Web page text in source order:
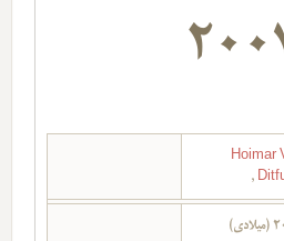
Hoimar
,